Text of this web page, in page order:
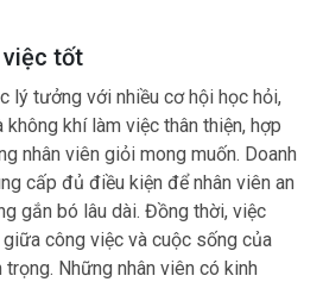
tốt
lý tưởng với nhiều cơ hội học hỏi,
khí làm việc thân thiện, hợp
nhân viên giỏi mong muốn. Doanh
cấp đủ điều kiện để nhân viên an
gắn bó lâu dài. Đồng thời, việc
công việc và cuộc sống của
Những nhân viên có kinh